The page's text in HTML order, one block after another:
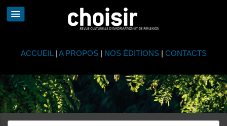
ACCUEIL | A PROPOS| NOS ÉDITIONS| CONTACTS